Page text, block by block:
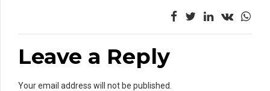
Leave a Reply
Your email address will not be published.